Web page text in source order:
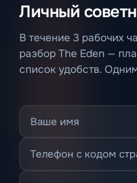
Личный
В течение 3 рабочих
разбор The Eden —
список удобств.